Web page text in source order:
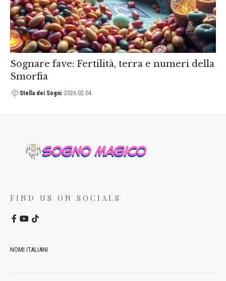
Sognare fave: Fertilità, terra e numeri della
Smorfia
Stella dei Sogni 2026.02.04.
FIND US ON SOCIALS
NOMI ITALIANI